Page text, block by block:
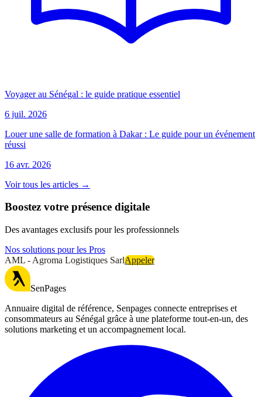
Voyager au Sénégal : le guide pratique essentiel
6 juil. 2026
Louer une salle de formation à Dakar : Le guide pour un événement
réussi
16 avr. 2026
Voir tous les articles →
Boostez votre présence digitale
Des avantages exclusifs pour les professionnels
Nos solutions pour les Pros
AML - Agroma Logistiques SarlAppeler
SenPages
Annuaire digital de référence, Senpages connecte entreprises et
consommateurs au Sénégal grâce à une plateforme tout-en-un, des
solutions marketing et un accompagnement local.